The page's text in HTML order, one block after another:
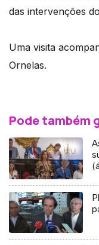
das intervenções
Uma visita
Ornelas.
Pode também